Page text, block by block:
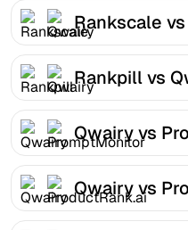
Rankscale
Rankpill vs
Qwairy vs
Qwairy vs